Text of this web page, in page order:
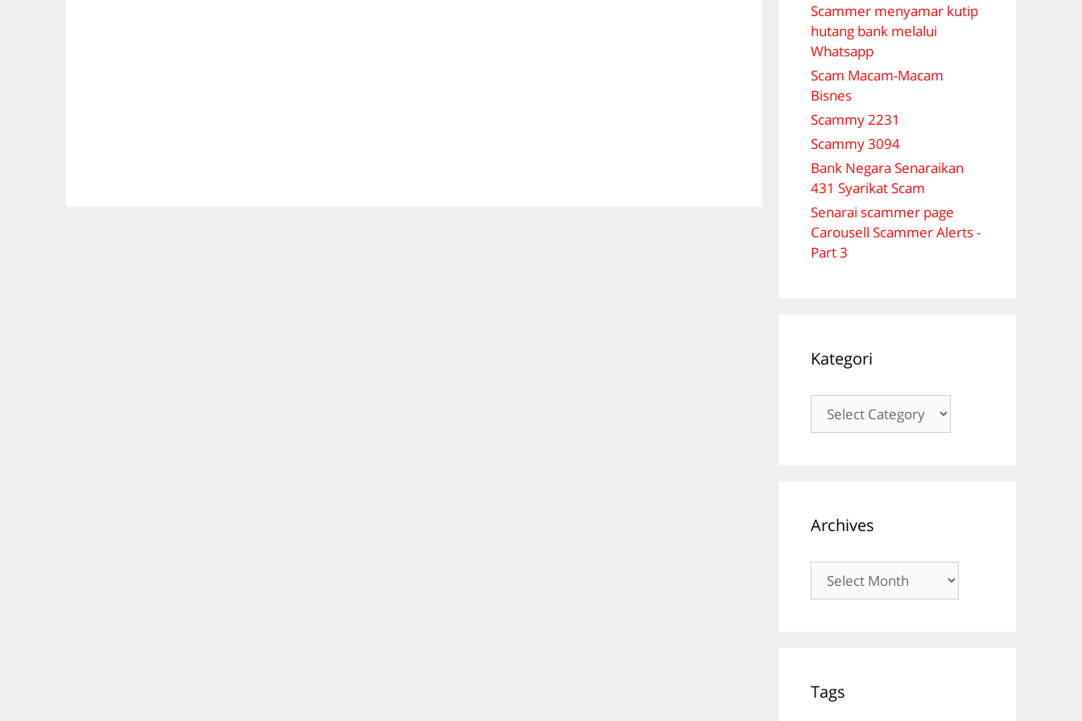
Scammer menyamar kutip
hutang bank melalui
Whatsapp
Scam Macam-Macam
Bisnes
Scammy 2231
Scammy 3094
Bank Negara Senaraikan
431 Syarikat Scam
Senarai scammer page
Carousell Scammer Alerts -
Part 3
Kategori
Kategori
Archives
Archives
Tags